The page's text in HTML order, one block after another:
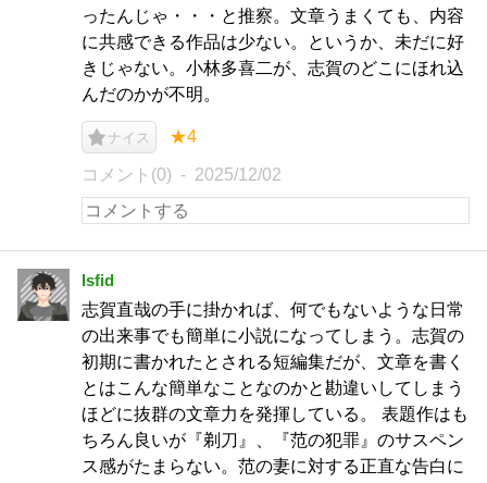
ったんじゃ・・・と推察。文章うまくても、内容
に共感できる作品は少ない。というか、未だに好
きじゃない。小林多喜二が、志賀のどこにほれ込
んだのかが不明。
ナイス ★4
コメント(0) 2025/12/02
lsfid
志賀直哉の手に掛かれば、何でもないような日常
の出来事でも簡単に小説になってしまう。志賀の
初期に書かれたとされる短編集だが、文章を書く
とはこんな簡単なことなのかと勘違いしてしまう
ほどに抜群の文章力を発揮している。 表題作はも
ちろん良いが『剃刀』、『范の犯罪』のサスペン
ス感がたまらない。范の妻に対する正直な告白に